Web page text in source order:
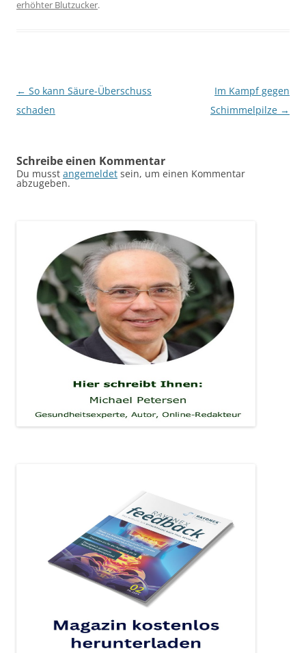
erhöhter Blutzucker.
Beitragsnavigation
← So kann Säure-Überschuss
schaden
Im Kampf gegen
Schimmelpilze →
Schreibe einen Kommentar
Du musst angemeldet sein, um einen Kommentar
abzugeben.